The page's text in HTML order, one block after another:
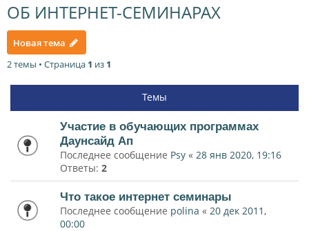
ОБ ИНТЕРНЕТ-СЕМИНАРАХ
Новая тема
2 темы • Страница 1 из 1
Темы
Участие в обучающих программах
Даунсайд Ап
Последнее сообщение Psy « 28 янв 2020, 19:16
Ответы: 2
Что такое интернет семинары
Последнее сообщение polina « 20 дек 2011,
00:00